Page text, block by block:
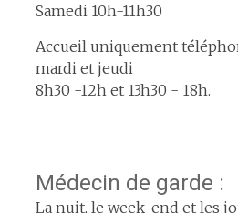
Samedi 10h-11h30
Accueil uniquement
mardi et jeudi
8h30 -12h et 13h30 - 18h.
Médecin de garde :
La nuit, le week-end et les